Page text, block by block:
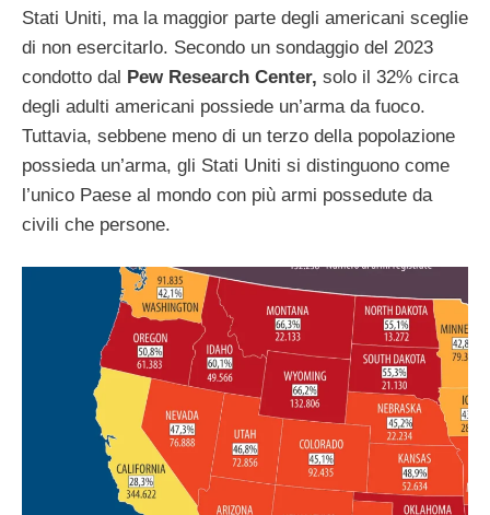
Stati Uniti, ma la maggior parte degli americani sceglie
di non esercitarlo. Secondo un sondaggio del 2023
condotto dal Pew Research Center, solo il 32% circa
degli adulti americani possiede un’arma da fuoco.
Tuttavia, sebbene meno di un terzo della popolazione
possieda un’arma, gli Stati Uniti si distinguono come
l’unico Paese al mondo con più armi possedute da
civili che persone.